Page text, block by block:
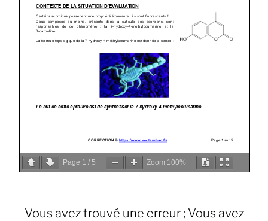
Page 1 / 5 Zoom 100%
Vous avez trouvé une erreur ; Vous avez